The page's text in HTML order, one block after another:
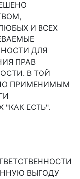
ЛЮБЫХ И ВСЕХ
ДЛЯ
ПРАВ
В ТОЙ
ПРИМЕНИМЫМ
ЕСТЬ".
ВЫГОДУ